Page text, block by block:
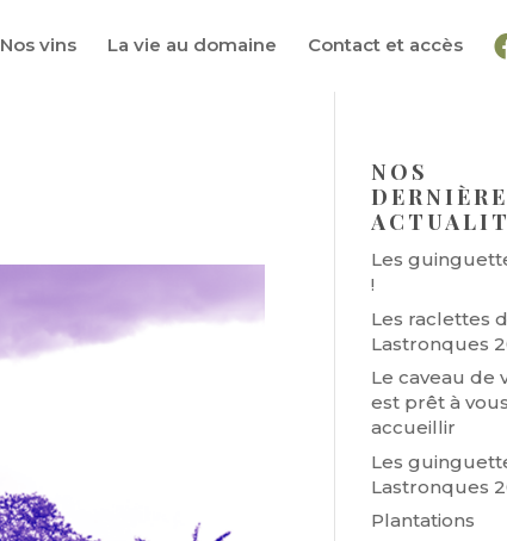
Nos vins La vie au domaine Contact et accès
NOS
Les
!
Les raclettes
Lastronques
Le caveau de
est prêt à vous
accueillir
Les
Lastronques
Plantations